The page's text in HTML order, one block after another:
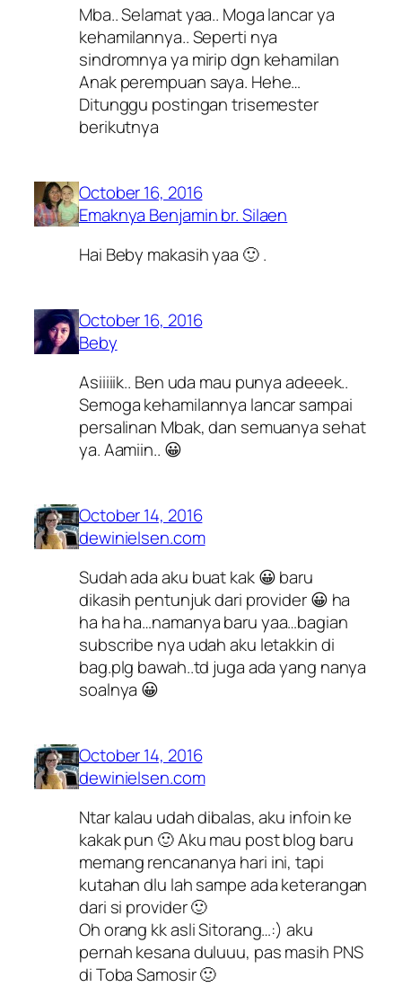
Mba.. Selamat yaa.. Moga lancar ya
kehamilannya.. Seperti nya
sindromnya ya mirip dgn kehamilan
Anak perempuan saya. Hehe…
Ditunggu postingan trisemester
berikutnya
October 16, 2016
Emaknya Benjamin br. Silaen
Hai Beby makasih yaa 🙂 .
October 16, 2016
Beby
Asiiiiik.. Ben uda mau punya adeeek..
Semoga kehamilannya lancar sampai
persalinan Mbak, dan semuanya sehat
ya. Aamiin.. 😀
October 14, 2016
dewinielsen.com
Sudah ada aku buat kak 😀 baru
dikasih pentunjuk dari provider 😀 ha
ha ha ha…namanya baru yaa…bagian
subscribe nya udah aku letakkin di
bag.plg bawah..td juga ada yang nanya
soalnya 😀
October 14, 2016
dewinielsen.com
Ntar kalau udah dibalas, aku infoin ke
kakak pun 🙂 Aku mau post blog baru
memang rencananya hari ini, tapi
kutahan dlu lah sampe ada keterangan
dari si provider 🙂
Oh orang kk asli Sitorang…:) aku
pernah kesana duluuu, pas masih PNS
di Toba Samosir 🙂